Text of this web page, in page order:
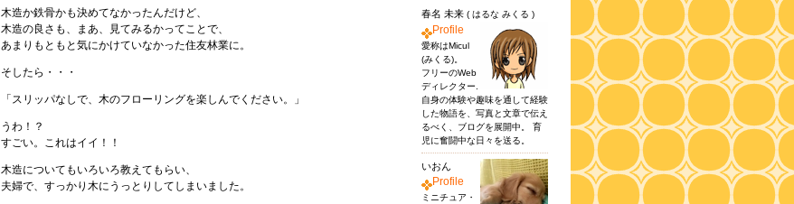
木造か鉄骨かも決めてなかったんだけど、
木造の良さも、まあ、見てみるかってことで、
あまりもともと気にかけていなかった住友林業に。
そしたら・・・
「スリッパなしで、木のフローリングを楽しんでください。」
うわ！？
すごい。これはイイ！！
木造についてもいろいろ教えてもらい、
夫婦で、すっかり木にうっとりしてしまいました。
春名 未来 ( はるな みくる )
Profile
愛称はMicul
(みくる)。
フリーのWeb
ディレクター.
自身の体験や趣味を通して経験
した物語を、写真と文章で伝え
るべく、ブログを展開中。 育
児に奮闘中な日々を送る。
いおん
Profile
ミニチュア・